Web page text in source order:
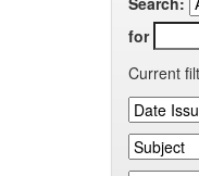
for
Current